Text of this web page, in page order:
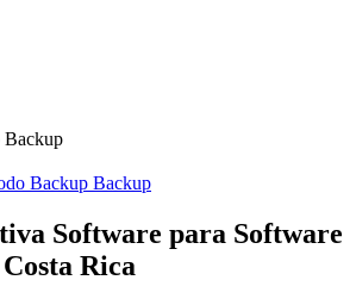
Backup
Backup Backup
Software para Software
Rica